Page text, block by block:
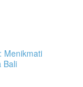
Menikmati
Bali